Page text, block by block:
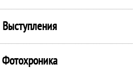
Выступления
Фотохроника